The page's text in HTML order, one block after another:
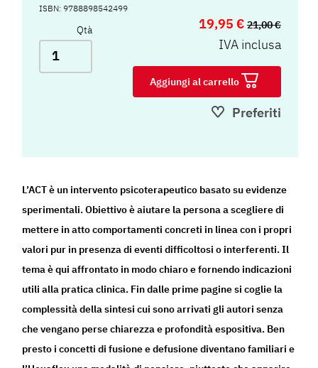
ISBN: 9788898542499
Qtà 19,95 € 21,00 €
IVA inclusa
Aggiungi al carrello
Preferiti
L’ACT è un intervento psicoterapeutico basato su evidenze
sperimentali. Obiettivo è aiutare la persona a scegliere di
mettere in atto comportamenti concreti in linea con i propri
valori pur in presenza di eventi difficoltosi o interferenti. Il
tema è qui affrontato in modo chiaro e fornendo indicazioni
utili alla pratica clinica. Fin dalle prime pagine si coglie la
complessità della sintesi cui sono arrivati gli autori senza
che vengano perse chiarezza e profondità espositiva. Ben
presto i concetti di fusione e defusione diventano familiari e